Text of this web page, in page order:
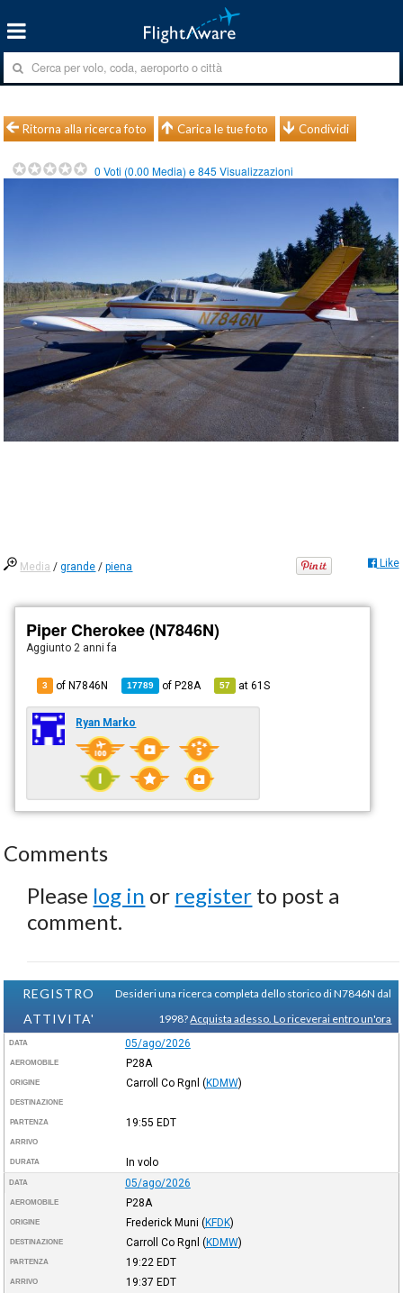
Ritorna alla ricerca foto Carica le tue foto Condividi
0 Voti (0.00 Media) e845 Visualizzazioni
Media /grande /piena Like
Piper Cherokee (N7846N)
Aggiunto 2 anni fa
3 of N7846N 17789 ofP28A 57 at61S
Ryan Marko
Comments
Please log in or register to post a
comment.
REGISTRO
ATTIVITA'
Desideri una ricerca completa dello storico di N7846N dal
1998?Acquista adesso. Lo riceverai entro un'ora
DATA 05/ago/2026
AEROMOBILE P28A
ORIGINE Carroll Co Rgnl (KDMW)
DESTINAZIONE
PARTENZA 19:55 EDT
ARRIVO
DURATA In volo
DATA 05/ago/2026
AEROMOBILE P28A
ORIGINE Frederick Muni (KFDK)
DESTINAZIONE Carroll Co Rgnl (KDMW)
PARTENZA 19:22 EDT
ARRIVO 19:37 EDT